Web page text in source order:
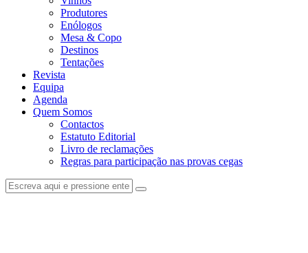
Produtores
Enólogos
Mesa & Copo
Destinos
Tentações
Revista
Equipa
Agenda
Quem Somos
Contactos
Estatuto Editorial
Livro de reclamações
Regras para participação nas provas cegas